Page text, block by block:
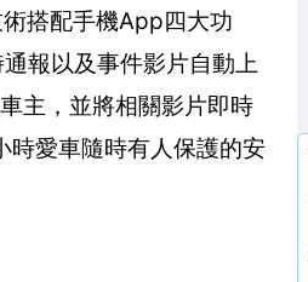
搭配手機App四大功
報以及事件影片自動上
主，並將相關影片即時
愛車隨時有人保護的安